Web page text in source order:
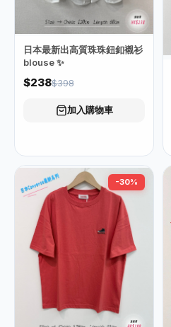
日本最新出高質珠珠鈕釦襯衫
blouse ✨
$238$398
加入購物車
-30%